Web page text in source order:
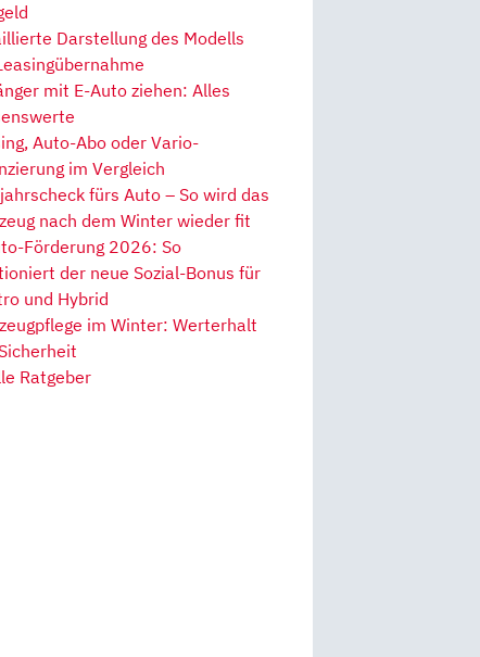
Darstellung des Modells
mit E-Auto ziehen: Alles
Auto-Abo oder Vario-
im Vergleich
fürs Auto – So wird das
nach dem Winter wieder fit
Förderung 2026: So
der neue Sozial-Bonus für
und Hybrid
im Winter: Werterhalt
Ratgeber